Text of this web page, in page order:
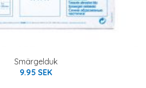
Smärgelduk
9.95 SEK